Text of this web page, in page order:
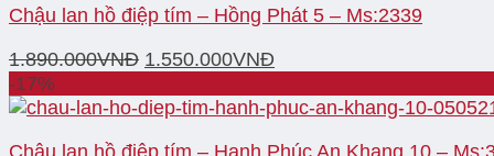
Chậu lan hồ điệp tím – Hồng Phát 5 – Ms:2339
1.890.000VNĐ 1.550.000VNĐ
-17%
Chậu lan hồ điệp tím – Hạnh Phúc An Khang 10 –